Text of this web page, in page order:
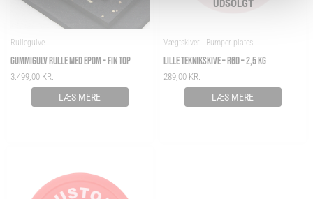
Rullegulve
GUMMIGULV RULLE MED EPDM – FIN TOP
3.499,00 KR.
LÆS MERE
UDSOLGT
Vægtskiver - Bumper plates
LILLE TEKNIKSKIVE – RØD – 2,5 KG
289,00 KR.
LÆS MERE